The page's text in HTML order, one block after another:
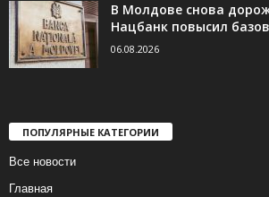
В Молдове снова
Нацбанк повысил
06.08.2026
ПОПУЛЯРНЫЕ КАТЕГОРИИ
Все новости
Главная